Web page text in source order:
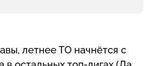
летнее ТО начнётся с